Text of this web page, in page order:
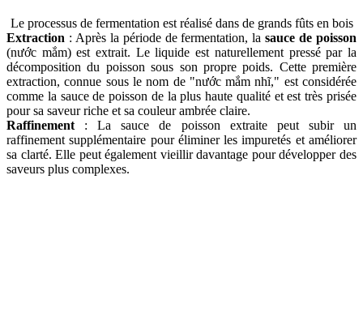
Le processus de fermentation est réalisé dans de grands fûts en bois
Extraction : Après la période de fermentation, la sauce de poisson
(nước mắm) est extrait. Le liquide est naturellement pressé par la
décomposition du poisson sous son propre poids. Cette première
extraction, connue sous le nom de "nước mắm nhĩ," est considérée
comme la sauce de poisson de la plus haute qualité et est très prisée
pour sa saveur riche et sa couleur ambrée claire.
Raffinement : La sauce de poisson extraite peut subir un
raffinement supplémentaire pour éliminer les impuretés et améliorer
sa clarté. Elle peut également vieillir davantage pour développer des
saveurs plus complexes.